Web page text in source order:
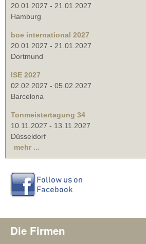
20.01.2027 - 21.01.2027
Hamburg
boe international 2027
20.01.2027 - 21.01.2027
Dortmund
ISE 2027
02.02.2027 - 05.02.2027
Barcelona
Tonmeistertagung 34
10.11.2027 - 13.11.2027
Düsseldorf
mehr ...
Die Firmen